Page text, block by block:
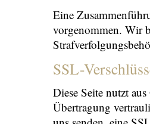
Eine
vorgenommen. Wir
SSL-
Diese Seite nutzt
Übertragung